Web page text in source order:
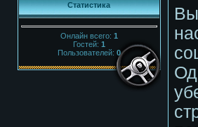
Статистика
Онлайн всего: 1
Гостей: 1
Пользователей: 0